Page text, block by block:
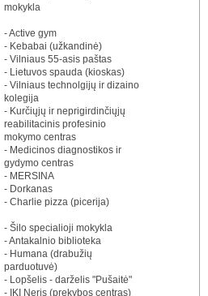
mokykla
- Active gym
- Kebabai (užkandinė)
- Vilniaus 55-asis paštas
- Lietuvos spauda (kioskas)
- Vilniaus technolgijų ir dizaino
kolegija
- Kurčiųjų ir neprigirdinčiųjų
reabilitacinis profesinio
mokymo centras
- Medicinos diagnostikos ir
gydymo centras
- MERSINA
- Dorkanas
- Charlie pizza (picerija)
- Šilo specialioji mokykla
- Antakalnio biblioteka
- Humana (drabužių
parduotuvė)
- Lopšelis - darželis "Pušaitė"
- IKI Neris (prekybos centras)